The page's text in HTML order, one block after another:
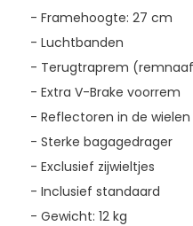
- Framehoogte: 27 cm
- Luchtbanden
- Terugtraprem
- Extra V-Brake voorrem
- Reflectoren in de wielen
- Sterke bagagedrager
- Exclusief zijwieltjes
- Inclusief standaard
- Gewicht: 12 kg